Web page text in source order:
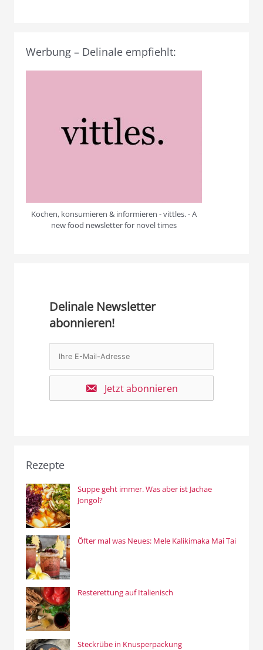
Werbung – Delinale empfiehlt:
Kochen, konsumieren & informieren - vittles. - A
new food newsletter for novel times
Delinale Newsletter
abonnieren!
Jetzt abonnieren
Rezepte
Suppe geht immer. Was aber ist Jachae
Jongol?
Öfter mal was Neues: Mele Kalikimaka Mai Tai
Resterettung auf Italienisch
Steckrübe in Knusperpackung